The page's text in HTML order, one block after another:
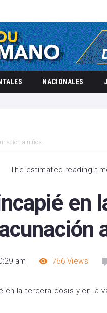
NACIONALES
a niños
The estimated reading
en
am 766 Views